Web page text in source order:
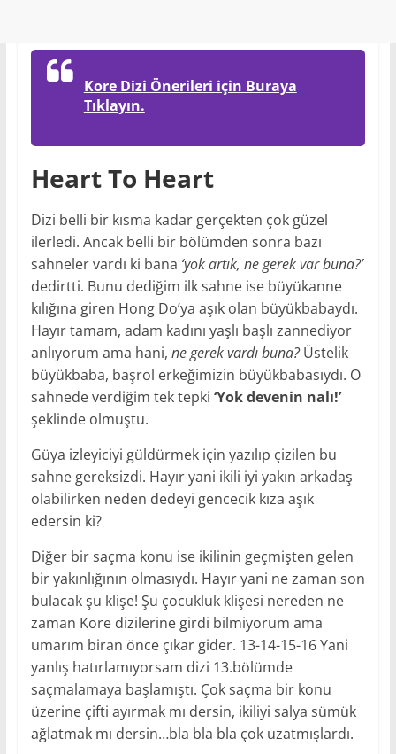
Kore Dizi Önerileri için Buraya
Tıklayın.
Heart To Heart
Dizi belli bir kısma kadar gerçekten çok güzel
ilerledi. Ancak belli bir bölümden sonra bazı
sahneler vardı ki bana ‘yok artık, ne gerek var buna?’
dedirtti. Bunu dediğim ilk sahne ise büyükanne
kılığına giren Hong Do’ya aşık olan büyükbabaydı.
Hayır tamam, adam kadını yaşlı başlı zannediyor
anlıyorum ama hani, ne gerek vardı buna?Üstelik
büyükbaba, başrol erkeğimizin büyükbabasıydı. O
sahnede verdiğim tek tepki ‘Yok devenin nalı!’
şeklinde olmuştu.
Güya izleyiciyi güldürmek için yazılıp çizilen bu
sahne gereksizdi. Hayır yani ikili iyi yakın arkadaş
olabilirken neden dedeyi gencecik kıza aşık
edersin ki?
Diğer bir saçma konu ise ikilinin geçmişten gelen
bir yakınlığının olmasıydı. Hayır yani ne zaman son
bulacak şu klişe! Şu çocukluk klişesi nereden ne
zaman Kore dizilerine girdi bilmiyorum ama
umarım biran önce çıkar gider. 13-14-15-16 Yani
yanlış hatırlamıyorsam dizi 13.bölümde
saçmalamaya başlamıştı. Çok saçma bir konu
üzerine çifti ayırmak mı dersin, ikiliyi salya sümük
ağlatmak mı dersin…bla bla bla çok uzatmışlardı.